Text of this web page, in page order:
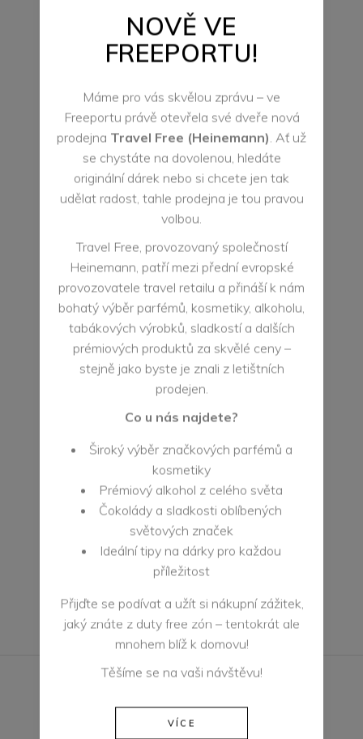
NOVĚ VE
FREEPORTU!
Máme pro vás skvělou zprávu – ve
Freeportu právě otevřela své dveře nová
prodejna Travel Free (Heinemann). Ať už
se chystáte na dovolenou, hledáte
originální dárek nebo si chcete jen tak
udělat radost, tahle prodejna je tou pravou
volbou.
Travel Free, provozovaný společností
Heinemann, patří mezi přední evropské
provozovatele travel retailu a přináší k nám
bohatý výběr parfémů, kosmetiky, alkoholu,
tabákových výrobků, sladkostí a dalších
prémiových produktů za skvělé ceny –
stejně jako byste je znali z letištních
prodejen.
Co u nás najdete?
Široký výběr značkových parfémů a
kosmetiky
Prémiový alkohol z celého světa
Čokolády a sladkosti oblíbených
světových značek
Ideální tipy na dárky pro každou
příležitost
Přijďte se podívat a užít si nákupní zážitek,
jaký znáte z duty free zón – tentokrát ale
mnohem blíž k domovu!
Těšíme se na vaši návštěvu!
VÍCE
KONTAKTNÍ ÚDAJE
Otevírací doba:
Út: 10:00 - 21:00
St: 10:00 - 21:00
Čt: 10:00 - 21:00
Pá: 10:00 - 21:00
So: 10:00 - 21:00
Ne: 10:00 - 21:00
Telefon:
+ 420 703 306 014
Kontaktní osoba:
Vokálová Irena
E-mail:
PRODÁVANÉ ZNAČKY
NEZMEŠKEJTE ŽÁDNOU DALŠÍ AKCI!